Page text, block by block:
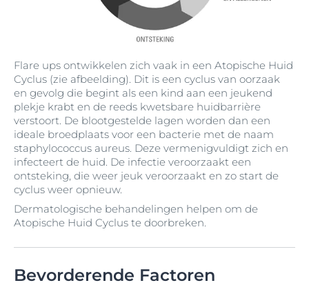
Flare ups ontwikkelen zich vaak in een Atopische Huid
Cyclus (zie afbeelding). Dit is een cyclus van oorzaak
en gevolg die begint als een kind aan een jeukend
plekje krabt en de reeds kwetsbare huidbarrière
verstoort. De blootgestelde lagen worden dan een
ideale broedplaats voor een bacterie met de naam
staphylococcus aureus. Deze vermenigvuldigt zich en
infecteert de huid. De infectie veroorzaakt een
ontsteking, die weer jeuk veroorzaakt en zo start de
cyclus weer opnieuw.
Dermatologische behandelingen helpen om de
Atopische Huid Cyclus te doorbreken.
Bevorderende Factoren